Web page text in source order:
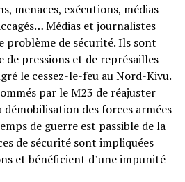
menaces, exécutions, médias
Médias et journalistes
problème de sécurité. Ils sont
de pressions et de représailles
le cessez-le-feu au Nord-Kivu.
par le M23 de réajuster
des forces armées
de guerre est passible de la
de sécurité sont impliquées
et bénéficient d’une impunité